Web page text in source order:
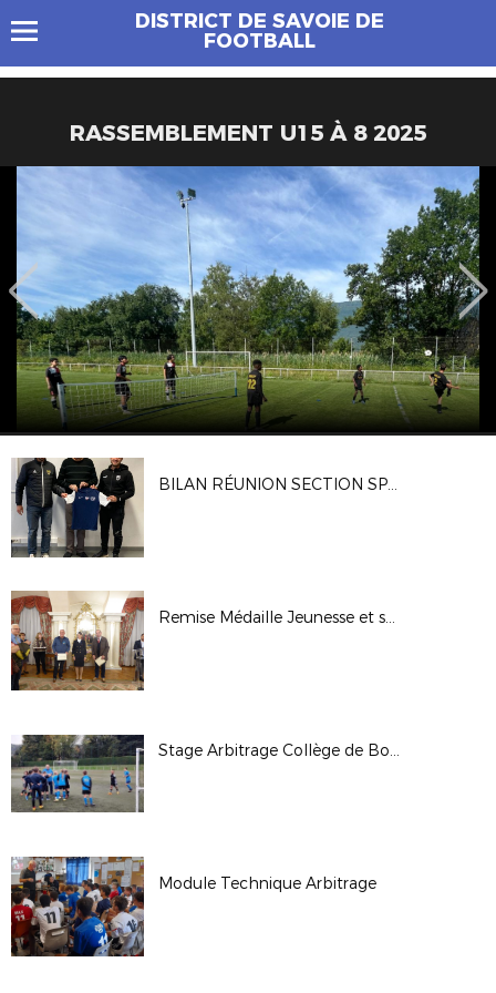
DISTRICT DE SAVOIE DE
FOOTBALL
RASSEMBLEMENT U15 À 8 2025
BILAN RÉUNION SECTION SPORTIVE DÉCEMBRE 2022
Remise Médaille Jeunesse et sports
Stage Arbitrage Collège de Boigne
Module Technique Arbitrage